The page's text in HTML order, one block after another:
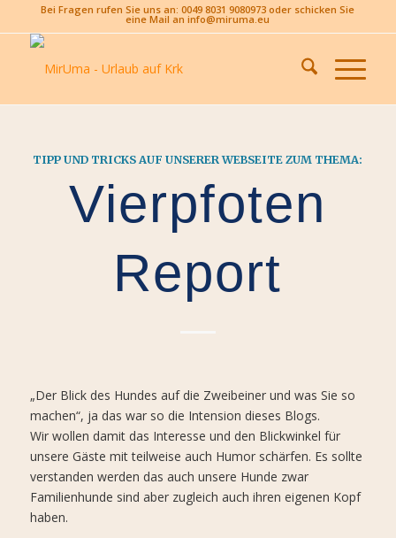
Bei Fragen rufen Sie uns an: 0049 8031 9080973 oder schicken Sie
eine Mail an info@miruma.eu
TIPP UND TRICKS AUF UNSERER WEBSEITE ZUM THEMA:
Vierpfoten
Report
„Der Blick des Hundes auf die Zweibeiner und was Sie so
machen“, ja das war so die Intension dieses Blogs.
Wir wollen damit das Interesse und den Blickwinkel für
unsere Gäste mit teilweise auch Humor schärfen. Es sollte
verstanden werden das auch unsere Hunde zwar
Familienhunde sind aber zugleich auch ihren eigenen Kopf
haben.